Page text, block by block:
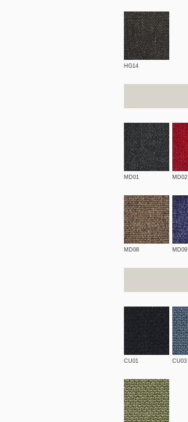
HG14
MD01 MD02
MD08 MD09
CU01 CU03